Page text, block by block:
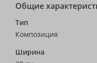
Общие
Тип
Композиция
Ширина